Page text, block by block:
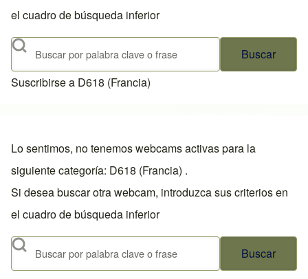
el cuadro de búsqueda inferior
Buscar
Suscribirse a D618 (Francia)
Lo sentimos, no tenemos webcams activas para la
siguiente categoría: D618 (Francia) .
Si desea buscar otra webcam, introduzca sus criterios en
el cuadro de búsqueda inferior
Buscar